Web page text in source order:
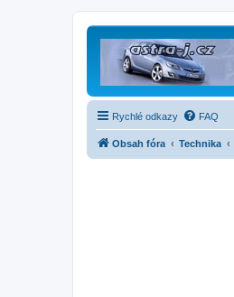
Rychlé odkazy FAQ
Obsah fóra Technika